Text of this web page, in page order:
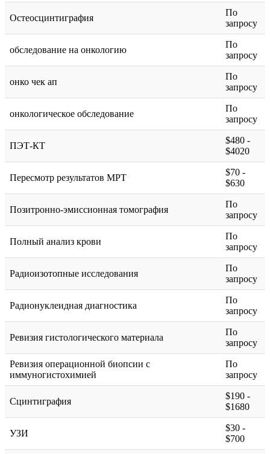
Остеосцинтиграфия
По
запросу
обследование на онкологию
По
запросу
онко чек ап
По
запросу
онкологическое обследование
По
запросу
ПЭТ-КТ
$480 -
$4020
Пересмотр результатов МРТ
$70 -
$630
Позитронно-эмиссионная томография
По
запросу
Полный анализ крови
По
запросу
Радиоизотопные исследования
По
запросу
Радионуклеидная диагностика
По
запросу
Ревизия гистологического материала
По
запросу
Ревизия операционной биопсии с
иммуногистохимией
По
запросу
Сцинтиграфия
$190 -
$1680
УЗИ
$30 -
$700